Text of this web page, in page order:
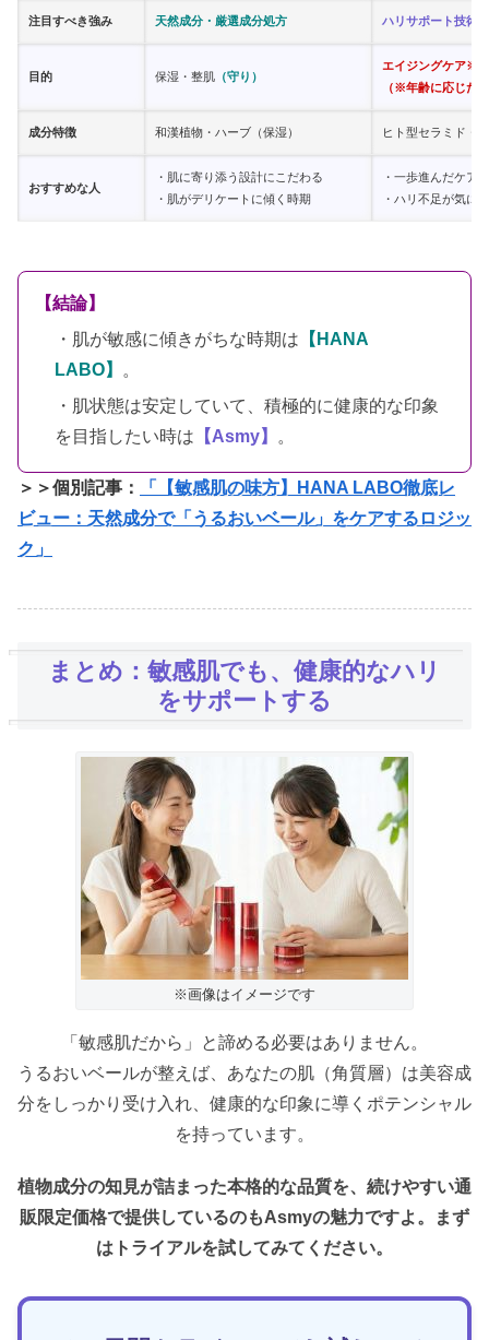
注目すべき強み 天然成分・厳選成分処方 ハリサポート技術
目的 保湿・整肌 （守り）
エイジングケア※
（※年齢に応じた
成分特徴 和漢植物・ハーブ（保湿） ヒト型セラミド・
おすすめな人
・肌に寄り添う設計にこだわる
・肌がデリケートに傾く時期
・一歩進んだケア
・ハリ不足が気に
【結論】
・肌が敏感に傾きがちな時期は 【HANA
LABO】
。
・肌状態は安定していて、積極的に健康的な印象
を目指したい時は 【Asmy】 。
＞＞個別記事：
「【敏感肌の味方】HANA LABO徹底レ
ビュー：天然成分で「うるおいベール」をケアするロジッ
ク」
まとめ：敏感肌でも、健康的なハリ
をサポートする
※画像はイメージです
「敏感肌だから」と諦める必要はありません。
うるおいベールが整えば、あなたの肌（角質層）は美容成
分をしっかり受け入れ、健康的な印象に導くポテンシャル
を持っています。
植物成分の知見が詰まった本格的な品質を、続けやすい通
販限定価格で提供しているのもAsmyの魅力ですよ。まず
はトライアルを試してみてください。